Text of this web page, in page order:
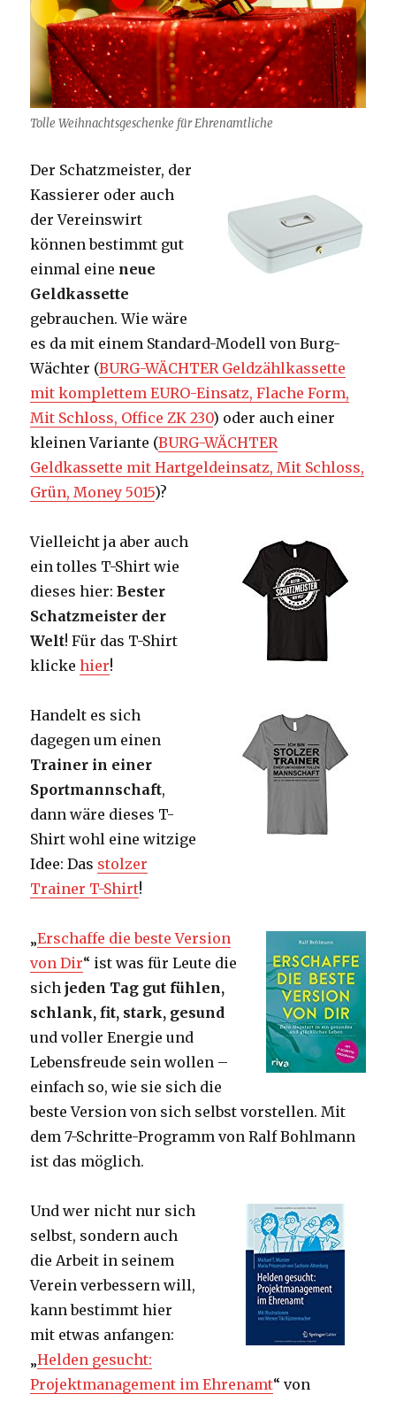
Tolle Weihnachtsgeschenke für Ehrenamtliche
Der Schatzmeister, der
Kassierer oder auch
der Vereinswirt
können bestimmt gut
einmal eine neue
Geldkassette
gebrauchen. Wie wäre
es da mit einem Standard-Modell von Burg-
Wächter (BURG-WÄCHTER Geldzählkassette
mit komplettem EURO-Einsatz, Flache Form,
Mit Schloss, Office ZK 230) oder auch einer
kleinen Variante (BURG-WÄCHTER
Geldkassette mit Hartgeldeinsatz, Mit Schloss,
Grün, Money 5015)?
Vielleicht ja aber auch
ein tolles T-Shirt wie
dieses hier:Bester
Schatzmeister der
Welt! Für das T-Shirt
klickehier!
Handelt es sich
dagegen um einen
Trainer in einer
Sportmannschaft,
dann wäre dieses T-
Shirt wohl eine witzige
Idee: Das stolzer
Trainer T-Shirt!
„Erschaffe die beste Version
von Dir“ ist was für Leute die
sichjeden Tag gut fühlen,
schlank, fit, stark, gesund
und voller Energie und
Lebensfreude sein wollen –
einfach so, wie sie sich die
beste Version von sich selbst vorstellen. Mit
dem 7-Schritte-Programm von Ralf Bohlmann
ist das möglich.
Und wer nicht nur sich
selbst, sondern auch
die Arbeit in seinem
Verein verbessern will,
kann bestimmt hier
mit etwas anfangen:
„Helden gesucht:
Projektmanagement im Ehrenamt“ von